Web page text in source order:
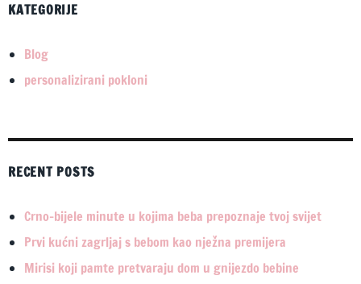
KATEGORIJE
Blog
personalizirani pokloni
RECENT POSTS
Crno-bijele minute u kojima beba prepoznaje tvoj svijet
Prvi kućni zagrljaj s bebom kao nježna premijera
Mirisi koji pamte pretvaraju dom u gnijezdo bebine